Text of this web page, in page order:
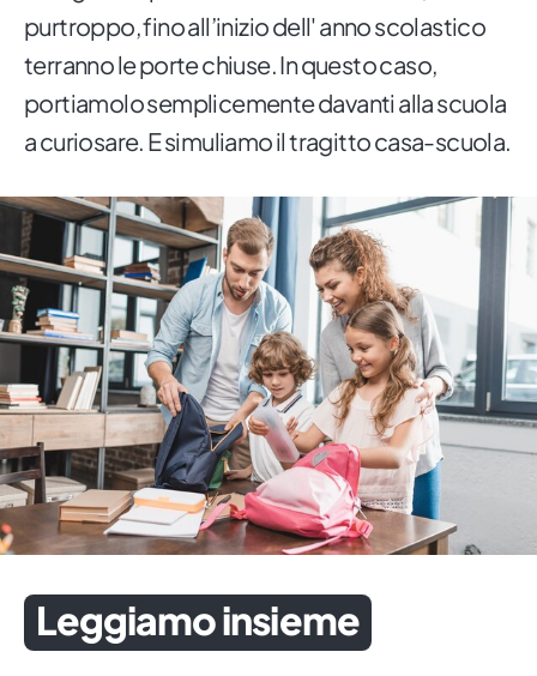
purtroppo, fino all’inizio dell' anno scolastico
terranno le porte chiuse. In questo caso,
portiamolo semplicemente davanti alla scuola
a curiosare. E simuliamo il tragitto casa-scuola.
Leggiamo insieme